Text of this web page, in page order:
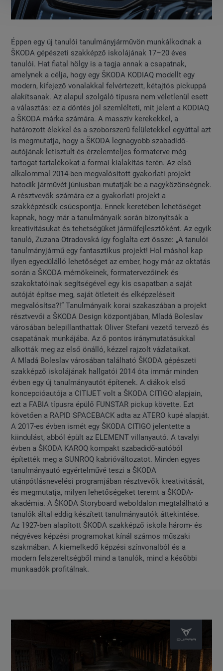
Éppen egy új tanulói tanulmányjárművön munkálkodnak a
ŠKODA gépészeti szakképző iskolájának 17–20 éves
tanulói. Hat fiatal hölgy is a tagja annak a csapatnak,
amelynek a célja, hogy egy ŠKODA KODIAQ modellt egy
modern, kifejező vonalakkal felvértezett, kétajtós pickuppá
alakítsanak. Az alapul szolgáló típusra nem véletlenül esett
a választás: ez a döntés jól szemlélteti, mit jelent a KODIAQ
a ŠKODA márka számára. A masszív kerekekkel, a
határozott élekkel és a szoborszerű felületekkel egyúttal azt
is megmutatja, hogy a ŠKODA legnagyobb szabadidő-
autójának letisztult és érzelemteljes formaterve még
tartogat tartalékokat a formai kialakítás terén. Az első
alkalommal 2014-ben megvalósított gyakorlati projekt
hatodik járművét júniusban mutatják be a nagyközönségnek.
A résztvevők számára ez a gyakorlati projekt a
szakképzésük csúcspontja. Ennek keretében lehetőséget
kapnak, hogy már a tanulmányaik során bizonyítsák a
kreativitásukat és tehetségüket járműfejlesztőként. Az egyik
tanuló, Zuzana Otradovská így foglalta ezt össze: „A tanulói
tanulmányjármű egy fantasztikus projekt! Hol máshol kap
ilyen egyedülálló lehetőséget az ember, hogy már az oktatás
során a ŠKODA mérnökeinek, formatervezőinek és
szakoktatóinak segítségével egy kis csapatban a saját
autóját építse meg, saját ötleteit és elképzeléseit
megvalósítsa?!” Tanulmányaik korai szakaszában a projekt
résztvevői a ŠKODA Design központjában, Mladá Boleslav
városában belepillanthattak Oliver Stefani vezető tervező és
csapatának munkájába. Az ő pontos iránymutatásukkal
alkották meg az első önálló, kézzel rajzolt vázlataikat.
A Mladá Boleslav városában található ŠKODA gépészeti
szakképző iskolájának hallgatói 2014 óta immár minden
évben egy új tanulmányautót építenek. A diákok első
koncepcióautója a CITIJET volt a ŠKODA CITIGO alapjain,
ezt a FABIA típusra épülő FUNSTAR pickup követte. Ezt
követően a RAPID SPACEBACK adta az ATERO kupé alapját.
A 2017-es évben ismét egy ŠKODA CITIGO jelentette a
kiindulást, abból épült az ELEMENT villanyautó. A tavalyi
évben a ŠKODA KAROQ kompakt szabadidő-autóból
építették meg a SUNROQ kabrióváltozatot. Minden egyes
tanulmányautó egyértelművé teszi a ŠKODA
utánpótlásnevelési programjában résztvevők kreativitását,
és megmutatja, milyen lehetőségeket teremt a ŠKODA-
akadémia. A ŠKODA Storyboard weboldalon megtalálható a
tanulók által eddig készített tanulmányautók áttekintése.
Az 1927-ben alapított ŠKODA szakképző iskola három- és
négyéves képzési programokat kínál számos műszaki
szakmában. A kiemelkedő képzési színvonalból és a
modern felszereltségből mind a tanulók, mind a későbbi
munkaadók profitálnak.